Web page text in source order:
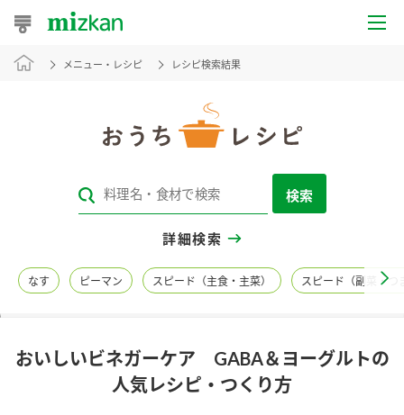
おうちレシピ
レシピカテゴリ一覧
レシピ名特集
商品情報
メニュー・レシピ レシピ検索結果
検索
詳細検索
なす ピーマン スピード（主食・主菜） スピード（副菜・つ
おいしいビネガーケア GABA＆ヨーグルトの
人気レシピ・つくり方